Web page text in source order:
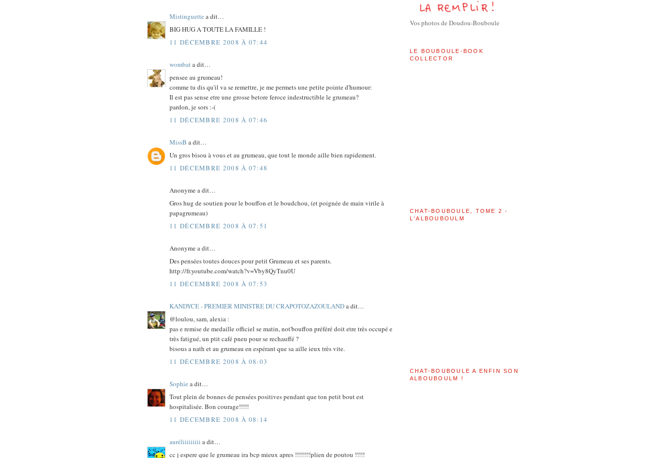
Mistinguette a dit…
BIG HUG A TOUTE LA FAMILLE !
11 DÉCEMBRE 2008 À 07:44
wombata dit…
pensee au grumeau!
comme tu dis qu'il va se remettre, je me permets une petite pointe d'humour:
Il est pas sense etre une grosse betore feroce indestructible le grumeau?
pardon, je sors :-(
11 DÉCEMBRE 2008 À 07:46
MissB a dit…
Un gros bisou à vous et au grumeau, que tout le monde aille bien rapidement.
11 DÉCEMBRE 2008 À 07:48
Anonyme a dit…
Gros hug de soutien pour le bouffon et le boudchou, (et poignée de main virile à
papagrumeau)
11 DÉCEMBRE 2008 À 07:51
Anonyme a dit…
Des pensées toutes douces pour petit Grumeau et ses parents.
http://fr.youtube.com/watch?v=Vby8QyTnu0U
11 DÉCEMBRE 2008 À 07:53
KANDYCE - PREMIER MINISTRE DU CRAPOTOZAZOULANDa dit…
@loulou, sam, alexia :
pas e remise de medaille officiel se matin, not'bouffon préféré doit etre très occupé e
très fatigué, un ptit café pneu pour se rechauffé ?
bisous a nath et au grumeau en espérant que sa aille ieux très vite.
11 DÉCEMBRE 2008 À 08:03
Sophie a dit…
Tout plein de bonnes de pensées positives pendant que ton petit bout est
hospitalisée. Bon courage!!!!!
11 DÉCEMBRE 2008 À 08:14
auréliiiiiiiii a dit…
cc j espere que le grumeau ira bcp mieux apres !!!!!!!!plien de poutou !!!!!
Vos photos de Doudou-Bouboule
LE BOUBOULE-BOOK
COLLECTOR
CHAT-BOUBOULE, TOME 2 -
L'ALBOUBOULM
CHAT-BOUBOULE A ENFIN SON
ALBOUBOULM !